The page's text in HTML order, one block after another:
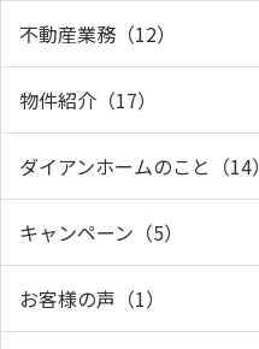
不動産業務（12）
物件紹介（17）
ダイアンホームのこと（14）
キャンペーン（5）
お客様の声（1）